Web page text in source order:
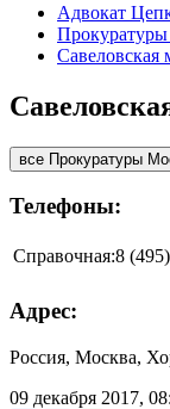
Адвокат
Савеловская
все Прокуратуры
Телефоны:
Справочная:8
Адрес:
Россия, Москва,
09 декабря 2017,